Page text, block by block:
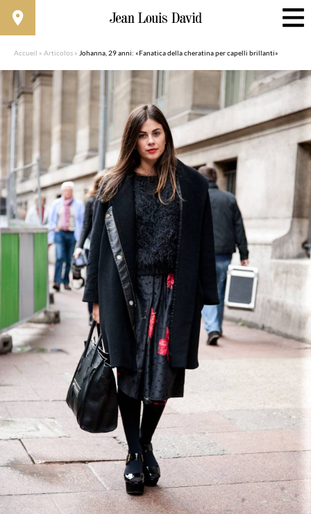
Accueil » Articolos » Johanna, 29 anni: «Fanatica della cheratina per capelli brillanti»